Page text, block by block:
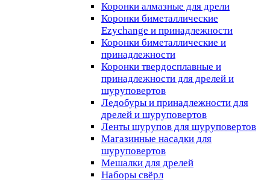
Коронки алмазные для дрели
Коронки биметаллические
Ezychange и принадлежности
Коронки биметаллические и
принадлежности
Коронки твердосплавные и
принадлежности для дрелей и
шуруповертов
Ледобуры и принадлежности для
дрелей и шуруповертов
Ленты шурупов для шуруповертов
Магазинные насадки для
шуруповертов
Мешалки для дрелей
Наборы свёрл